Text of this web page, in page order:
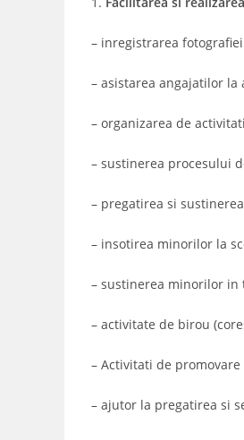
– inregistrarea
– asistarea angajatilor
– organizarea de
– sustinerea procesului
– pregatirea si
– insotirea minorilor la
– sustinerea minorilor in
– activitate de birou
– Activitati de
– ajutor la pregatirea si